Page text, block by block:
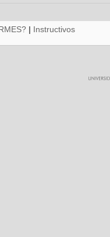
| Instructivos